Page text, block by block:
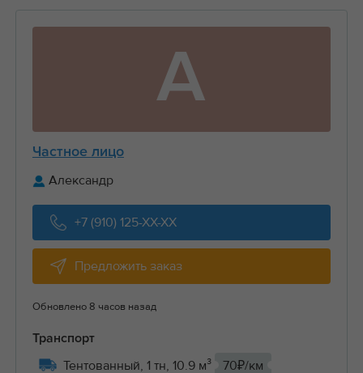
А
Частное лицо
Александр
+7 (910) 125-XX-XX
Предложить заказ
Обновлено 8 часов назад
Транспорт
Тентованный, 1 тн, 10.9 м³ 70₽/км